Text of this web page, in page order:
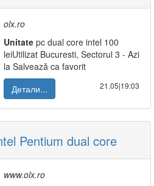
olx.ro
Unitate pc dual core intel 100
leiUtilizat Bucuresti, Sectorul 3 - Azi
la Salvează ca favorit
Детали...
21.05|19:03
Pentium dual core
www.olx.ro